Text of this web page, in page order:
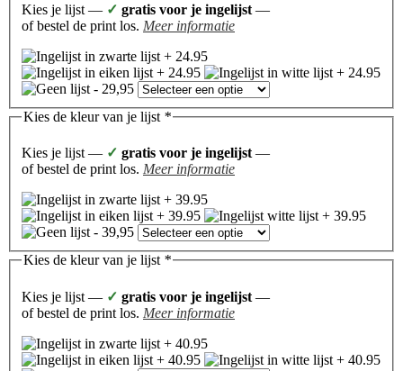
Kies je lijst — ✓ gratis voor je ingelijst —
of bestel de print los. Meer informatie
Kies de kleur van je lijst *
Kies je lijst — ✓ gratis voor je ingelijst —
of bestel de print los. Meer informatie
Kies de kleur van je lijst *
Kies je lijst — ✓ gratis voor je ingelijst —
of bestel de print los. Meer informatie